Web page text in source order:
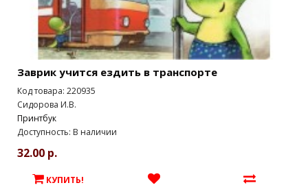
Заврик учится ездить в транспорте
Код товара: 220935
Сидорова И.В.
Принтбук
Доступность: В наличии
32.00 р.
КУПИТЬ!